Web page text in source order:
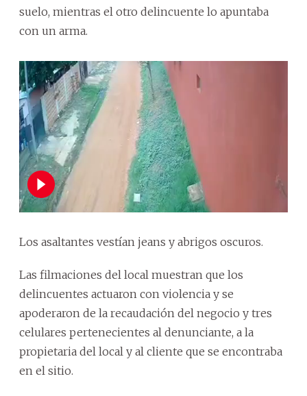
suelo, mientras el otro delincuente lo apuntaba
con un arma.
Los asaltantes vestían jeans y abrigos oscuros.
Las filmaciones del local muestran que los
delincuentes actuaron con violencia y se
apoderaron de la recaudación del negocio y tres
celulares pertenecientes al denunciante, a la
propietaria del local y al cliente que se encontraba
en el sitio.